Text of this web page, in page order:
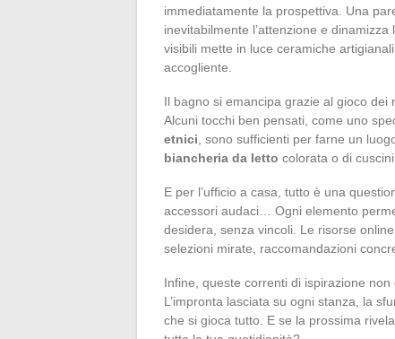
immediatamente la prospettiva. Una
inevitabilmente l’attenzione e
visibili mette in luce ceramiche
accogliente.
Il bagno si emancipa grazie al gioco dei
Alcuni tocchi ben pensati, come uno
etnici , sono sufficienti per farne un
biancheria da letto colorata o di
E per l’ufficio a casa, tutto è una
accessori audaci… Ogni elemento
desidera, senza vincoli. Le risorse
selezioni mirate, raccomandazioni
Infine, queste correnti di ispirazione
L’impronta lasciata su ogni stanza, la
che si gioca tutto. E se la prossima